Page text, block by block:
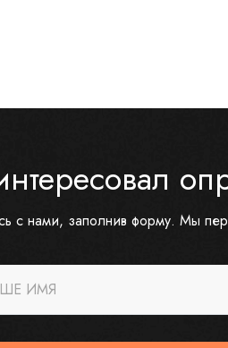
с нами, заполнив форму. Мы
ИМЯ